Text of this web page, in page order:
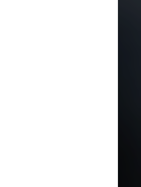
onze
die kinderdroom. Onze
perfecte duwtje in de rug!